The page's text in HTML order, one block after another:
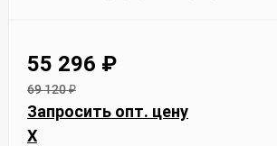
55 296 ₽
69 120₽
Запросить опт. цену
X